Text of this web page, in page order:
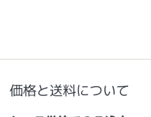
価格と送料について